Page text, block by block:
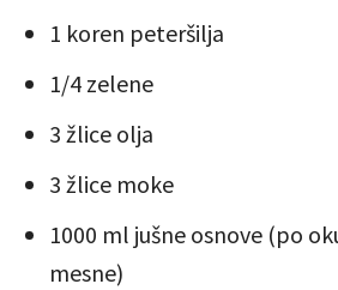
1 koren peteršilja
1/4 zelene
3 žlice olja
3 žlice moke
1000 ml jušne osnove (po
mesne)